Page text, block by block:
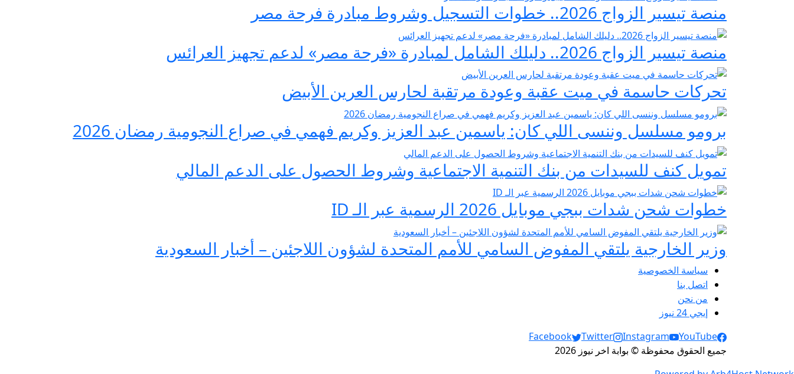
منصة تيسير الزواج 2026.. خطوات التسجيل وشروط مبادرة فرحة مصر
منصة تيسير الزواج 2026.. دليلك الشامل لمبادرة «فرحة مصر» لدعم تجهيز العرائس
تحركات حاسمة في ميت عقبة وعودة مرتقبة لحارس العرين الأبيض
برومو مسلسل وننسى اللي كان: ياسمين عبد العزيز وكريم فهمي في صراع النجومية رمضان 2026
تمويل كنف للسيدات من بنك التنمية الاجتماعية وشروط الحصول على الدعم المالي
خطوات شحن شدات ببجي موبايل 2026 الرسمية عبر الـ ID
وزير الخارجية يلتقي المفوض السامي للأمم المتحدة لشؤون اللاجئين – أخبار السعودية
سياسة الخصوصية
اتصل بنا
من نحن
إيجي 24 نيوز
Social Links
Facebook Twitter Instagram
YouTube
جميع الحقوق محفوظة © بوابة اخر نيوز 2026